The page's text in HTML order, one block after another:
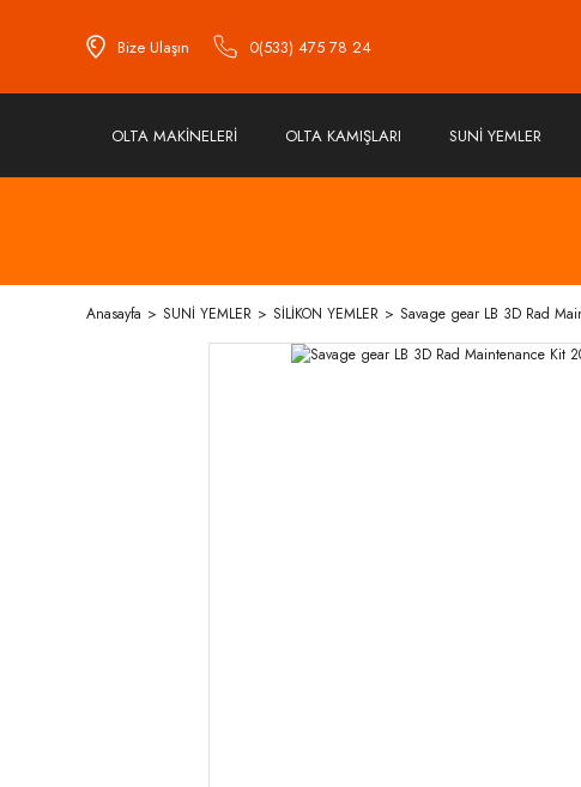
Bize Ulaşın 0(533) 475 78 24
OLTA MAKİNELERİ OLTA KAMIŞLARI SUNİ YEMLER
Anasayfa SUNİ YEMLER SİLİKON YEMLER Savage gear LB 3D Rad